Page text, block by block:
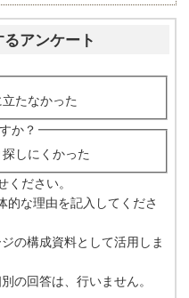
アンケート
たなかった
か？
探しにくかった
ください。
的な理由を記入してくださ
の構成資料として活用しま
の回答は、行いません。